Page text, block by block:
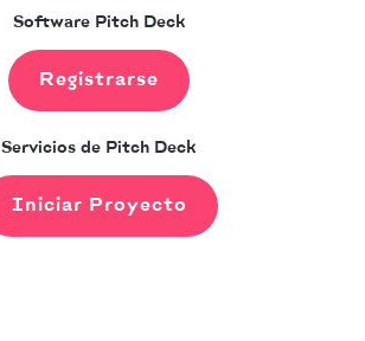
Software Pitch Deck
Registrarse
Servicios de Pitch Deck
Iniciar Proyecto